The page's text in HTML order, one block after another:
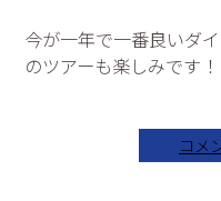
今が一年で一番良いダ
のツアーも楽しみです！
コメ